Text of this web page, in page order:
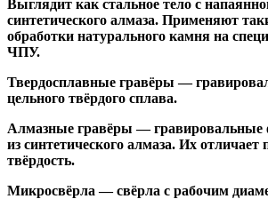
Выглядит как стальное тело с
синтетического алмаза. Применяют
обработки натурального камня на
ЧПУ.
Твердосплавные гравёры —
цельного твёрдого сплава.
Алмазные гравёры — гравировальные
из синтетического алмаза. Их
твёрдость.
Микросвёрла — свёрла с рабочим